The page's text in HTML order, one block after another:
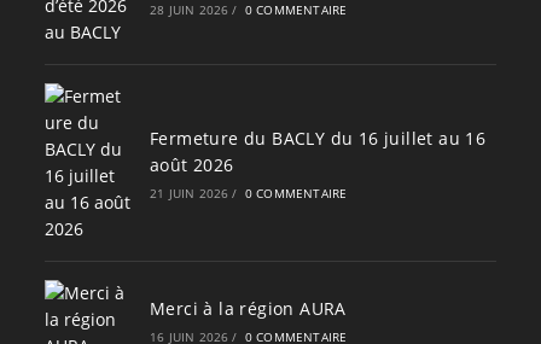
28 JUIN 2026 / 0 COMMENTAIRE
Fermeture du BACLY du 16 juillet au 16
août 2026
21 JUIN 2026 / 0 COMMENTAIRE
Merci à la région AURA
16 JUIN 2026 / 0 COMMENTAIRE